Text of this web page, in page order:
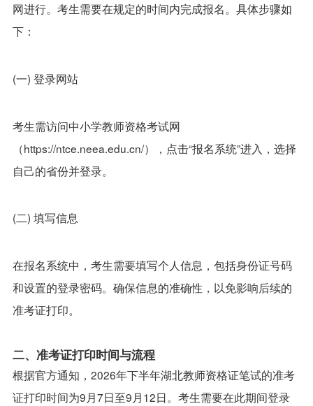
网进行。考生需要在规定的时间内完成报名。具体步骤如
下：
(一) 登录网站
考生需访问中小学教师资格考试网
（https://ntce.neea.edu.cn/），点击“报名系统”进入，选择
自己的省份并登录。
(二) 填写信息
在报名系统中，考生需要填写个人信息，包括身份证号码
和设置的登录密码。确保信息的准确性，以免影响后续的
准考证打印。
二、准考证打印时间与流程
根据官方通知，2026年下半年湖北教师资格证笔试的准考
证打印时间为9月7日至9月12日。考生需要在此期间登录